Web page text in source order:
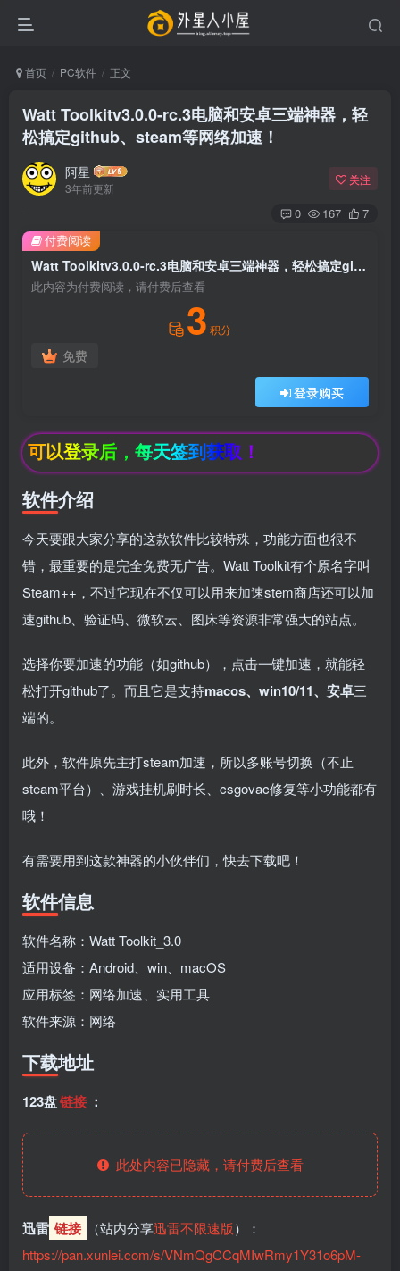
影视
OK接口
接口
2
小苹果影视
v1.0.9电视盒
白嫖直播和点
播！
3年前 2
梅林iptv+5.2.0
电视直播软件
密码24680！
3年前 1
最新电视直播
源地址分享-
首页 PC软件 正文
Watt Toolkitv3.0.0-rc.3电脑和安卓三端神器，轻
松搞定github、steam等网络加速！
阿星
3年前更新
关注
0 167 7
Watt Toolkitv3.0.0-rc.3电脑和安卓三端神器，轻松搞定github、steam等网络加速！
此内容为付费阅读，请付费后查看
3 积分
免费
登录购买
付费阅读
以登录后，每天签到获取！
软件介绍
今天要跟大家分享的这款软件比较特殊，功能方面也很不
错，最重要的是完全免费无广告。Watt Toolkit有个原名字叫
Steam++，不过它现在不仅可以用来加速stem商店还可以加
速github、验证码、微软云、图床等资源非常强大的站点。
选择你要加速的功能（如github），点击一键加速，就能轻
松打开github了。而且它是支持macos、win10/11、安卓三
端的。
此外，软件原先主打steam加速，所以多账号切换（不止
steam平台）、游戏挂机刷时长、csgovac修复等小功能都有
哦！
有需要用到这款神器的小伙伴们，快去下载吧！
软件信息
软件名称：Watt Toolkit_3.0
适用设备：Android、win、macOS
应用标签：网络加速、实用工具
软件来源：网络
下载地址
123盘链接 ：
此处内容已隐藏，请付费后查看
迅雷 链接 （站内分享迅雷不限速版）：
https://pan.xunlei.com/s/VNmQgCCqMIwRmy1Y31o6pM-